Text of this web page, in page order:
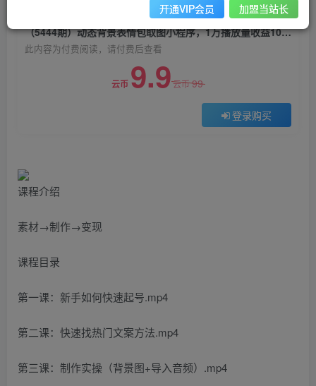
（5444期）动态背景表情包取图小程序，1万播放量收益10~15元，一条大热门赚几千上万
此内容为付费阅读，请付费后查看
云币 9.9云币99
登录购买
课程介绍
素材→制作→变现
课程目录
第一课：新手如何快速起号.mp4
第二课：快速找热门文案方法.mp4
第三课：制作实操（背景图+导入音频）.mp4
开通VIP会员 加盟当站长